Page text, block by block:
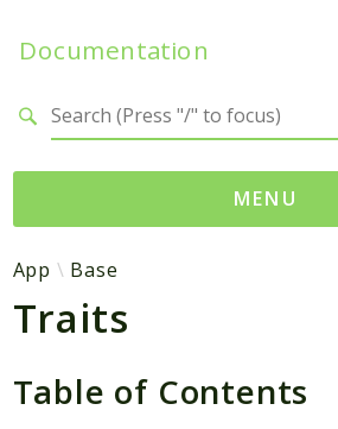
Documentation
MENU
Namespaces
App
Site
App Base
Traits
Table of Contents